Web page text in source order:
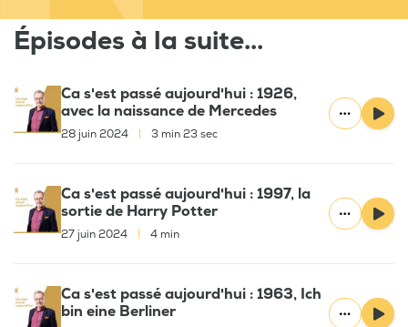
Épisodes à la suite...
Ca s'est passé aujourd'hui : 1926,
avec la naissance de Mercedes
28 juin 2024 3 min 23 sec
Ca s'est passé aujourd'hui : 1997, la
sortie de Harry Potter
27 juin 2024 4 min
Ca s'est passé aujourd'hui : 1963, Ich
bin eine Berliner